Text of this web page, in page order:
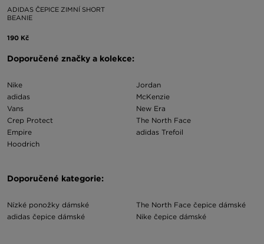
ADIDAS ČEPICE ZIMNÍ SHORT
BEANIE
190 Kč
Doporučené značky a kolekce:
Nike
adidas
Vans
Crep Protect
Empire
Hoodrich
Jordan
McKenzie
New Era
The North Face
adidas Trefoil
Doporučené kategorie:
Nízké ponožky dámské
adidas čepice dámské
The North Face čepice dámské
Nike čepice dámské